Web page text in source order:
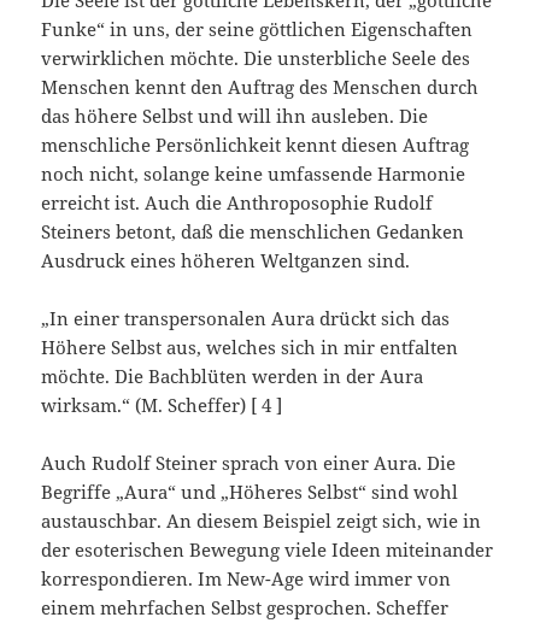
Funke“ in uns, der seine göttlichen Eigenschaften
verwirklichen möchte. Die unsterbliche Seele des
Menschen kennt den Auftrag des Menschen durch
das höhere Selbst und will ihn ausleben. Die
menschliche Persönlichkeit kennt diesen Auftrag
noch nicht, solange keine umfassende Harmonie
erreicht ist. Auch die Anthroposophie Rudolf
Steiners betont, daß die menschlichen Gedanken
Ausdruck eines höheren Weltganzen sind.
„In einer transpersonalen Aura drückt sich das
Höhere Selbst aus, welches sich in mir entfalten
möchte. Die Bachblüten werden in der Aura
wirksam.“ (M. Scheffer) [ 4 ]
Auch Rudolf Steiner sprach von einer Aura. Die
Begriffe „Aura“ und „Höheres Selbst“ sind wohl
austauschbar. An diesem Beispiel zeigt sich, wie in
der esoterischen Bewegung viele Ideen miteinander
korrespondieren. Im New-Age wird immer von
einem mehrfachen Selbst gesprochen. Scheffer